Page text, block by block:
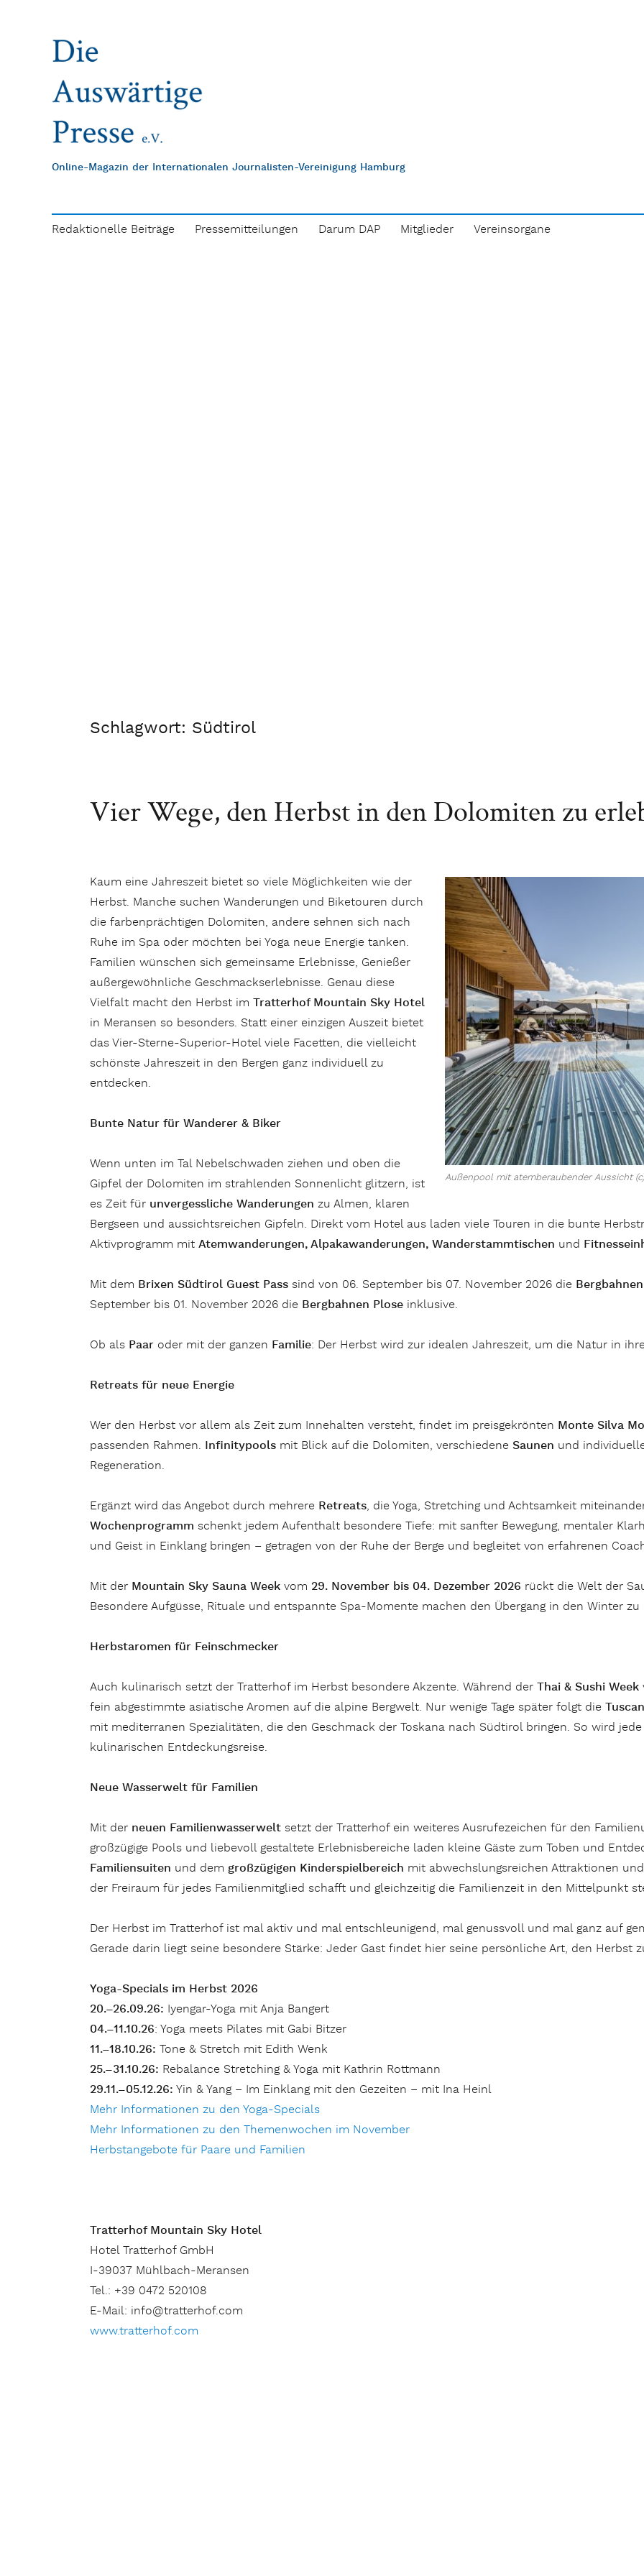
Online-Magazin der Internationalen Journalisten-Vereinigung Hamburg
Redaktionelle Beiträge Pressemitteilungen Darum DAP Mitglieder Vereinsorgane
Schlagwort: Südtirol
Vier Wege, den Herbst in den Dolomiten zu
Außenpool mit atemberaubender Aussicht
Kaum eine Jahreszeit bietet so viele Möglichkeiten wie der
Herbst. Manche suchen Wanderungen und Biketouren durch
die farbenprächtigen Dolomiten, andere sehnen sich nach
Ruhe im Spa oder möchten bei Yoga neue Energie tanken.
Familien wünschen sich gemeinsame Erlebnisse, Genießer
außergewöhnliche Geschmackserlebnisse. Genau diese
Vielfalt macht den Herbst im Tratterhof Mountain Sky Hotel
in Meransen so besonders. Statt einer einzigen Auszeit bietet
das Vier-Sterne-Superior-Hotel viele Facetten, die vielleicht
schönste Jahreszeit in den Bergen ganz individuell zu
entdecken.
Bunte Natur für Wanderer & Biker
Wenn unten im Tal Nebelschwaden ziehen und oben die
Gipfel der Dolomiten im strahlenden Sonnenlicht glitzern, ist
es Zeit für unvergessliche Wanderungen zu Almen, klaren
Bergseen und aussichtsreichen Gipfeln. Direkt vom Hotel aus laden viele Touren in die bunte
Aktivprogramm mit Atemwanderungen, Alpakawanderungen, Wanderstammtischen und
Mit dem Brixen Südtirol Guest Passsind von 06. September bis 07. November 2026 die
September bis 01. November 2026 die Bergbahnen Ploseinklusive.
Ob als Paaroder mit der ganzen Familie: Der Herbst wird zur idealen Jahreszeit, um die Natur in
Retreats für neue Energie
Wer den Herbst vor allem als Zeit zum Innehalten versteht, findet im preisgekrönten Monte Silva
passenden Rahmen. Infinitypoolsmit Blick auf die Dolomiten, verschiedene Saunen und
Regeneration.
Ergänzt wird das Angebot durch mehrere Retreats, die Yoga, Stretching und Achtsamkeit
Wochenprogramm schenkt jedem Aufenthalt besondere Tiefe: mit sanfter Bewegung, mentaler
und Geist in Einklang bringen – getragen von der Ruhe der Berge und begleitet von erfahrenen
Mit der Mountain Sky Sauna Weekvom 29. November bis 04. Dezember 2026 rückt die Welt der
Besondere Aufgüsse, Rituale und entspannte Spa-Momente machen den Übergang in den Winter
Herbstaromen für Feinschmecker
Auch kulinarisch setzt der Tratterhof im Herbst besondere Akzente. Während der Thai & Sushi Week
fein abgestimmte asiatische Aromen auf die alpine Bergwelt. Nur wenige Tage später folgt die
mit mediterranen Spezialitäten, die den Geschmack der Toskana nach Südtirol bringen. So wird
kulinarischen Entdeckungsreise.
Neue Wasserwelt für Familien
Mit der neuen Familienwasserweltsetzt der Tratterhof ein weiteres Ausrufezeichen für den
großzügige Pools und liebevoll gestaltete Erlebnisbereiche laden kleine Gäste zum Toben und
Familiensuiten und dem großzügigen Kinderspielbereich mit abwechslungsreichen Attraktionen
der Freiraum für jedes Familienmitglied schafft und gleichzeitig die Familienzeit in den Mittelpunkt
Der Herbst im Tratterhof ist mal aktiv und mal entschleunigend, mal genussvoll und mal ganz auf
Gerade darin liegt seine besondere Stärke: Jeder Gast findet hier seine persönliche Art, den Herbst
Yoga-Specials im Herbst 2026
20.–26.09.26: Iyengar-Yoga mit Anja Bangert
04.–11.10.26: Yoga meets Pilates mit Gabi Bitzer
11.–18.10.26: Tone & Stretch mit Edith Wenk
25.–31.10.26: Rebalance Stretching & Yoga mit Kathrin Rottmann
29.11.–05.12.26: Yin & Yang – Im Einklang mit den Gezeiten – mit Ina Heinl
Mehr Informationen zu den Yoga-Specials
Mehr Informationen zu den Themenwochen im November
Herbstangebote für Paare und Familien
Tratterhof Mountain Sky Hotel
Hotel Tratterhof GmbH
I-39037 Mühlbach-Meransen
Tel.: +39 0472 520108
E-Mail: info@tratterhof.com
www.tratterhof.com